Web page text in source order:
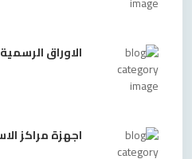
الاوراق
اجهزة مراكز